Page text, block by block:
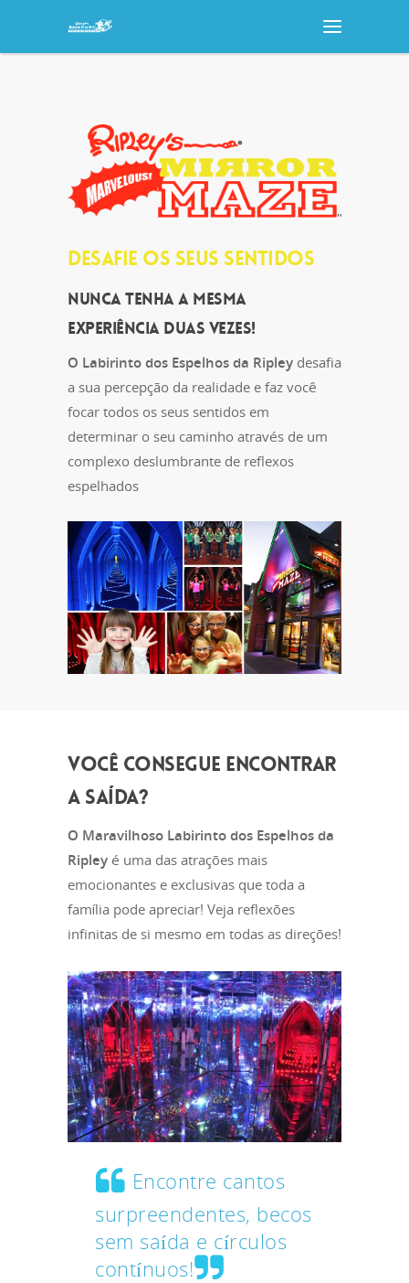
DESAFIE OS SEUS SENTIDOS
Nunca tenha a mesma
experiência duas vezes!
O Labirinto dos Espelhos da Ripley desafia
a sua percepção da realidade e faz você
focar todos os seus sentidos em
determinar o seu caminho através de um
complexo deslumbrante de reflexos
espelhados
VOCÊ CONSEGUE ENCONTRAR
A SAÍDA?
O Maravilhoso Labirinto dos Espelhos da
Ripley é uma das atrações mais
emocionantes e exclusivas que toda a
família pode apreciar! Veja reflexões
infinitas de si mesmo em todas as direções!
Encontre cantos
surpreendentes, becos
sem saída e círculos
contínuos!